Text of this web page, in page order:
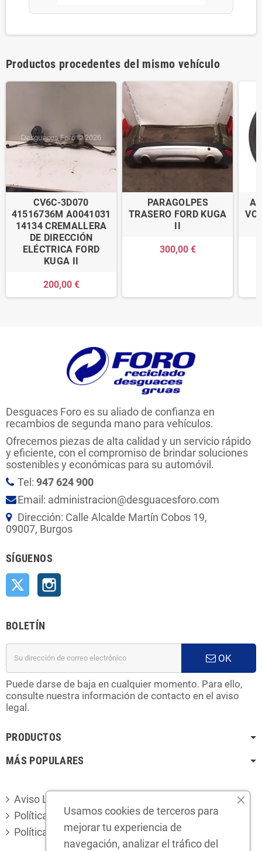
Productos procedentes del mismo vehículo
CV6C-3D070
41516736M A0041031
14134 CREMALLERA
DE DIRECCIÓN
ELÉCTRICA FORD
KUGA II
200,00 €
PARAGOLPES
TRASERO FORD KUGA
II
300,00 €
Desguaces Foro es su aliado de confianza en
recambios de segunda mano para vehículos.
Ofrecemos piezas de alta calidad y un servicio rápido
y eficiente, con el compromiso de brindar soluciones
sostenibles y económicas para su automóvil.
Tel: 947 624 900
Email: administracion@desguacesforo.com
Dirección: Calle Alcalde Martín Cobos 19,
09007, Burgos
SÍGUENOS
Twitter
BOLETÍN
OK
Puede darse de baja en cualquier momento. Para ello,
consulte nuestra información de contacto en el aviso
legal.
PRODUCTOS
MÁS POPULARES
Aviso Legal
Política de privacidad
Política de cookies
Usamos cookies de terceros para
mejorar tu experiencia de
navegación, analizar el tráfico del